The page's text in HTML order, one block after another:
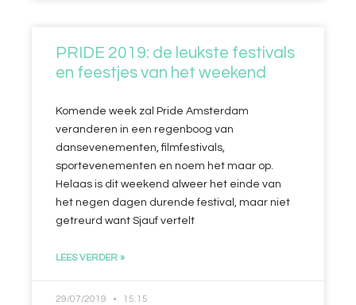
PRIDE 2019: de leukste festivals
en feestjes van het weekend
Komende week zal Pride Amsterdam
veranderen in een regenboog van
dansevenementen, filmfestivals,
sportevenementen en noem het maar op.
Helaas is dit weekend alweer het einde van
het negen dagen durende festival, maar niet
getreurd want Sjauf vertelt
LEES VERDER »
29/07/2019 15:15